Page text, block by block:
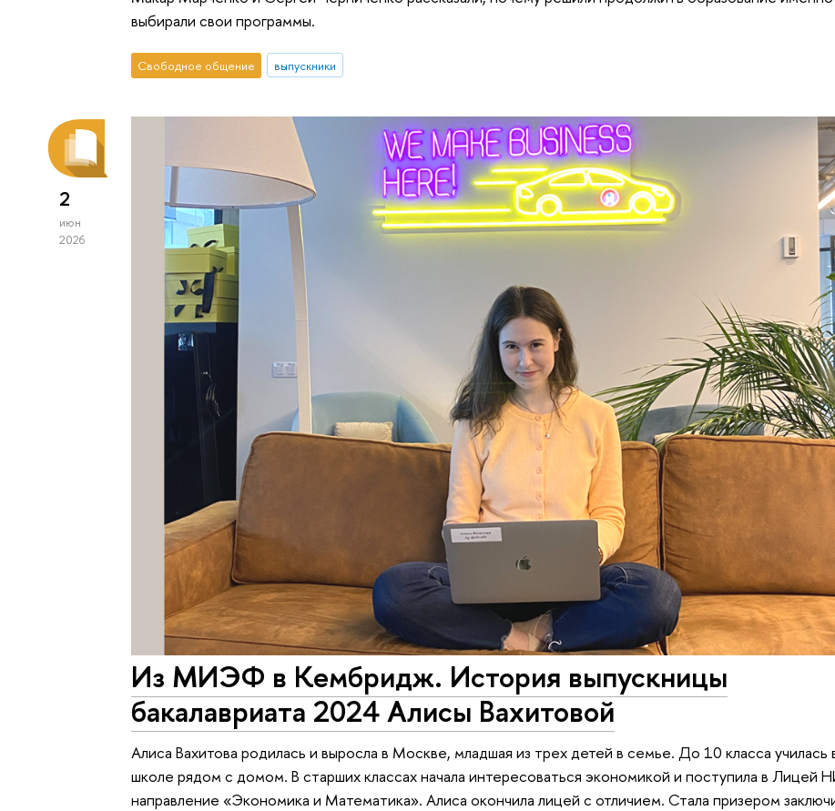
выбирали свои программы.
Свободное общение выпускники
2
июн
2026
Из МИЭФ в Кембридж. История выпускницы
бакалавриата 2024 Алисы Вахитовой
Алиса Вахитова родилась и выросла в Москве, младшая из трех детей в семье. До 10 класса училась
школе рядом с домом. В старших классах начала интересоваться экономикой и поступила в Лицей
направление «Экономика и Математика». Алиса окончила лицей с отличием. Стала призером